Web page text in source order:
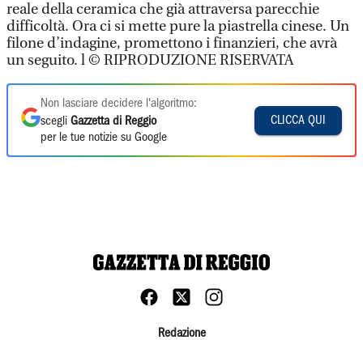
reale della ceramica che già attraversa parecchie
difficoltà. Ora ci si mette pure la piastrella cinese. Un
filone d’indagine, promettono i finanzieri, che avrà
un seguito. l © RIPRODUZIONE RISERVATA
Non lasciare decidere l'algoritmo:
scegli Gazzetta di Reggio
per le tue notizie su Google
CLICCA QUI
Redazione